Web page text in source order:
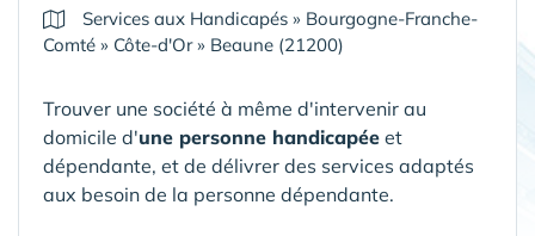
Services aux Handicapés » Bourgogne-Franche-
Comté » Côte-d'Or» Beaune (21200)
Trouver une société à même d'intervenir au
domicile d'une personne handicapée et
dépendante, et de délivrer des services adaptés
aux besoin de la personne dépendante.